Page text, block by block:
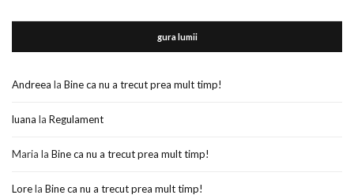
gura lumii
Andreea la Bine ca nu a trecut prea mult timp!
luana la Regulament
Maria la Bine ca nu a trecut prea mult timp!
Lorela Bine ca nu a trecut prea mult timp!